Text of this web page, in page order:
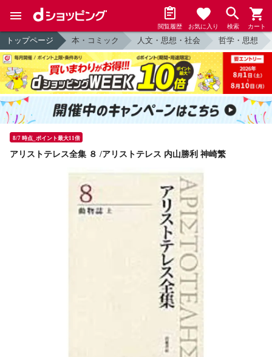
閲覧履歴 お気に入り 検索 カート
トップページ 本・コミック 人文・思想・社会 哲学・思想
8/7 時点_ポイント最大11倍
アリストテレス全集 ８ /アリストテレス 内山勝利 神崎繁